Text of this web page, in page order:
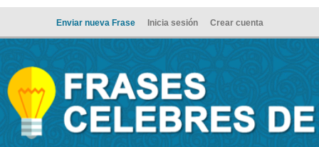
Enviar nueva Frase Inicia sesión Crear cuenta